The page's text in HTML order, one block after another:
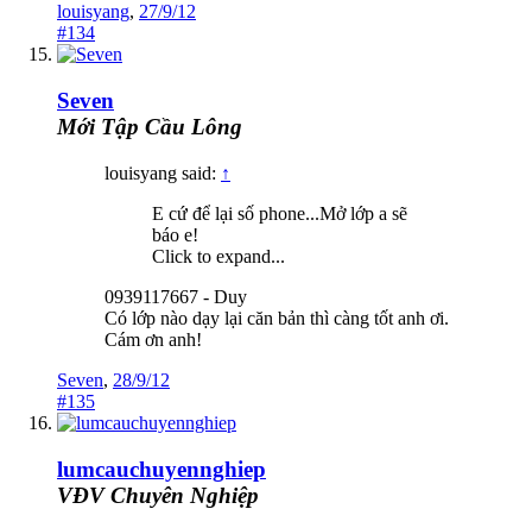
louisyang, 27/9/12
#134
Seven
Mới Tập Cầu Lông
louisyang said: ↑
E cứ để lại số phone...Mở lớp a sẽ
báo e!
Click to expand...
0939117667 - Duy
Có lớp nào dạy lại căn bản thì càng tốt anh ơi.
Cám ơn anh!
Seven, 28/9/12
#135
lumcauchuyennghiep
VĐV Chuyên Nghiệp